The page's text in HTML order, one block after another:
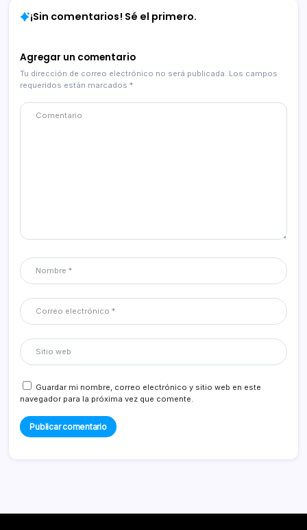
¡Sin comentarios! Sé el primero.
Agregar un comentario
Tu dirección de correo electrónico no será publicada. Los campos
requeridos están marcados *
Guardar mi nombre, correo electrónico y sitio web en este
navegador para la próxima vez que comente.